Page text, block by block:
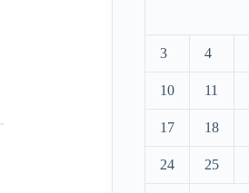
3 4
10 11
17 18
24 25